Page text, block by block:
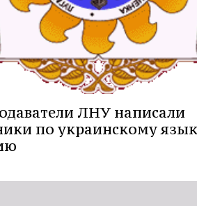
ЛНУ написали
по украинскому